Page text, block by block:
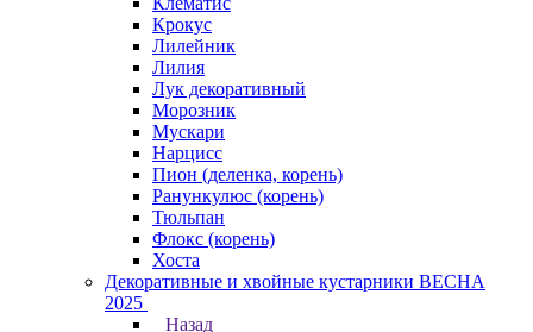
Крокус
Лилейник
Лилия
Лук декоративный
Морозник
Мускари
Нарцисс
Пион (деленка, корень)
Ранункулюс (корень)
Тюльпан
Флокс (корень)
Хоста
Декоративные и хвойные кустарники ВЕСНА
2025
Назад